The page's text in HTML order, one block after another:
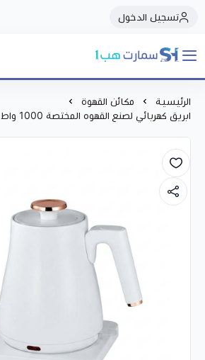
تسجيل الدخول
سمارت هبSmart Hub1
الرئيسية
مكائن القهوة
ابريق كهربائي لصنع القهوه المختصة 1000 واط - ابيض